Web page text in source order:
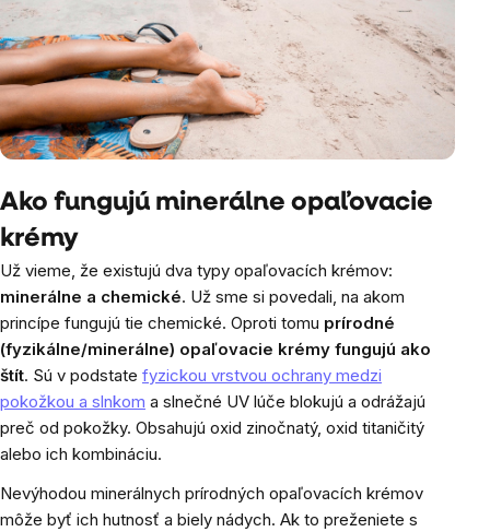
Ako fungujú minerálne opaľovacie
krémy
Už vieme, že existujú dva typy opaľovacích krémov:
minerálne a chemické. Už sme si povedali, na akom
princípe fungujú tie chemické. Oproti tomu prírodné
(fyzikálne/minerálne) opaľovacie krémy fungujú ako
štít. Sú v podstate fyzickou vrstvou ochrany medzi
pokožkou a slnkom a slnečné UV lúče blokujú a odrážajú
preč od pokožky. Obsahujú oxid zinočnatý, oxid titaničitý
alebo ich kombináciu.
Nevýhodou minerálnych prírodných opaľovacích krémov
môže byť ich hutnosť a biely nádych. Ak to preženiete s